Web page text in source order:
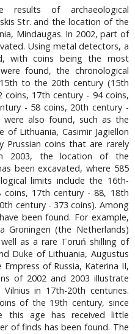
results of archaeological
Str. and the location of the
Mindaugas. In 2002, part of
Using metal detectors, a
with coins being the most
found, the chronological
to the 20th century (15th
17th century - 94 coins,
- 58 coins, 20th century -
were also found, such as the
Lithuania, Casimir Jagiellon
Prussian coins that are rarely
2003, the location of the
been excavated, where 585
limits include the 16th-
17th century - 88, 18th
century - 373 coins). Among
been found. For example,
(the Netherlands)
as a rare Toruń shilling of
Duke of Lithuania, Augustus
of Russia, Katerina II,
of 2002 and 2003 illustrate
in 17th-20th centuries.
of the 19th century, since
this age has received little
of finds has been found. The